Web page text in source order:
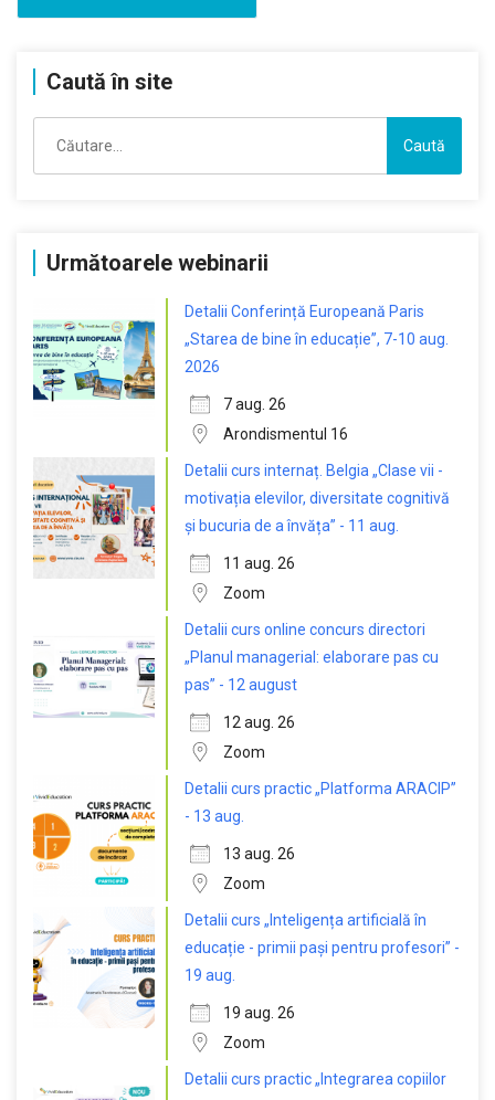
Caută în site
după:
Următoarele webinarii
Detalii Conferință Europeană Paris
„Starea de bine în educație”, 7-10 aug.
2026
7 aug. 26
Arondismentul 16
Detalii curs internaț. Belgia „Clase vii -
motivația elevilor, diversitate cognitivă
și bucuria de a învăța” - 11 aug.
11 aug. 26
Zoom
Detalii curs online concurs directori
„Planul managerial: elaborare pas cu
pas” - 12 august
12 aug. 26
Zoom
Detalii curs practic „Platforma ARACIP”
- 13 aug.
13 aug. 26
Zoom
Detalii curs „Inteligența artificială în
educație - primii pași pentru profesori” -
19 aug.
19 aug. 26
Zoom
Detalii curs practic „Integrarea copiilor